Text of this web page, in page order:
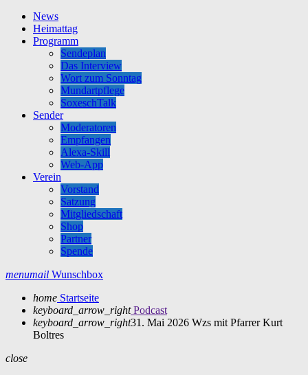
News
Heimattag
Programm
Sendeplan
Das Interview
Wort zum Sonntag
Mundartpflege
SoxeschTalk
Sender
Moderatoren
Empfangen
Alexa-Skill
Web-App
Verein
Vorstand
Satzung
Mitgliedschaft
Shop
Partner
Spende
menumail Wunschbox
home Startseite
keyboard_arrow_right Podcast
keyboard_arrow_right31. Mai 2026 Wzs mit Pfarrer Kurt
Boltres
close